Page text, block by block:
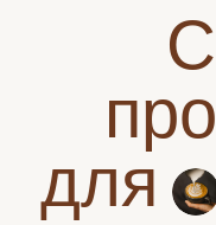
С
про
для